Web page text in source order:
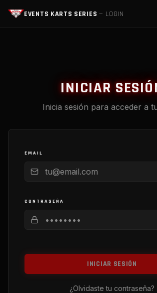
EVENTS KARTS SERIES — LOGIN
INICIAR
Inicia sesión para acceder a
EMAIL
CONTRASEÑA
INICIAR SESIÓN
¿Olvidaste tu contraseña?